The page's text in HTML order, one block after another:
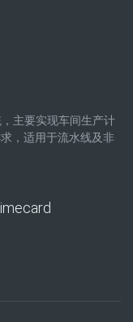
主要实现车间生产计
，适用于流水线及非